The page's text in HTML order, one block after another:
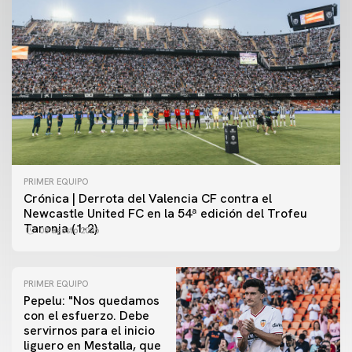
PRIMER EQUIPO
Crónica | Derrota del Valencia CF contra el
Newcastle United FC en la 54ª edición del Trofeu
Taronja (1-2)
08 agosto 2026
PRIMER EQUIPO
Pepelu: "Nos quedamos
con el esfuerzo. Debe
servirnos para el inicio
liguero en Mestalla, que
PRIMER EQUIPO